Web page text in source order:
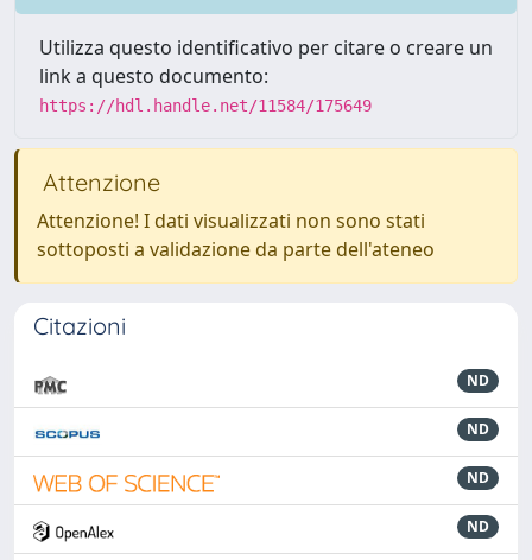
Utilizza questo identificativo per citare o creare un
link a questo documento:
https://hdl.handle.net/11584/175649
Attenzione
Attenzione! I dati visualizzati non sono stati
sottoposti a validazione da parte dell'ateneo
Citazioni
ND
ND
ND
ND